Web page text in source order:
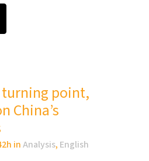
turning point,
China’s
inAnalysis, English